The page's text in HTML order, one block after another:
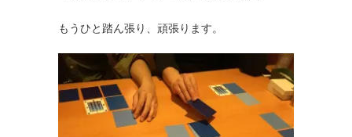
もうひと踏ん張り、頑張ります。